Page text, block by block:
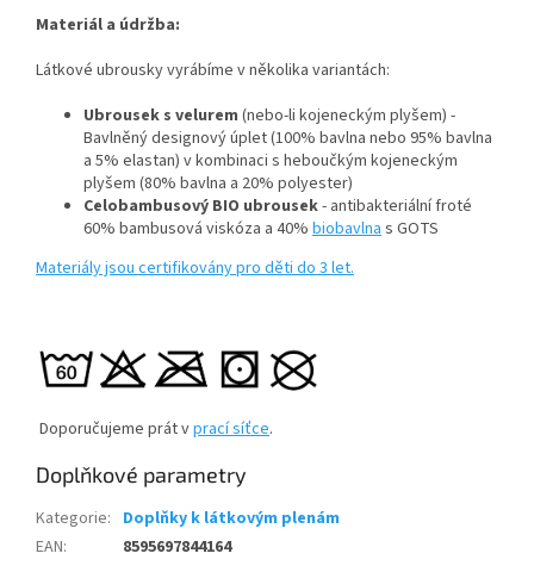
Materiál a údržba:
Látkové ubrousky vyrábíme v několika variantách:
Ubrousek s velurem (nebo-li kojeneckým plyšem) -
Bavlněný designový úplet (100% bavlna nebo 95% bavlna
a 5% elastan) v kombinaci s heboučkým kojeneckým
plyšem (80% bavlna a 20% polyester)
Celobambusový BIO ubrousek- antibakteriální froté
60% bambusová viskóza a 40% biobavlnas GOTS
Materiály jsou certifikovány pro děti do 3 let.
Doporučujeme prát vprací síťce.
Doplňkové parametry
Kategorie: Doplňky k látkovým plenám
EAN: 8595697844164